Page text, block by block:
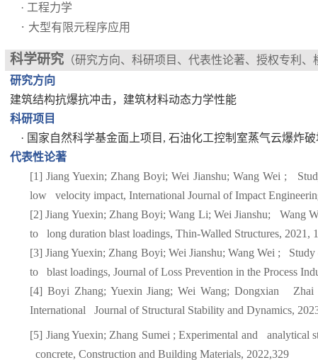
· 工程力学
· 大型有限元程序应用
科学研究 （研究方向、科研项目、代表性论著、授权专利、
研究方向
建筑结构抗爆抗冲击，建筑材料动态力学性能
科研项目
· 国家自然科学基金面上项目 ,石油化工控制室蒸气云爆炸
代表性论著
[1]Jiang Yuexin; Zhang Boyi; Wei Jianshu; Wang Wei ;
low velocity impact, International Journal of Impact
[2]Jiang Yuexin; Zhang Boyi; Wang Li; Wei Jianshu; Wang
to long duration blast loadings, Thin-Walled Structures, 2021,
[3]Jiang Yuexin; Zhang Boyi; Wei Jianshu; Wang Wei ; Study
to blast loadings, Journal of Loss Prevention in the Process
[4]Boyi Zhang; Yuexin Jiang; Wei Wang; Dongxian Zhai
International Journal of Structural Stability and Dynamics,
[5] Jiang Yuexin; Zhang Sumei ; Experimental and analytical
concrete, Construction and Building Materials, 2022,329